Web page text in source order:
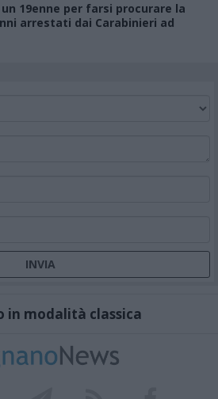
19enne per farsi procurare la
arrestati dai Carabinieri ad
in modalità classica